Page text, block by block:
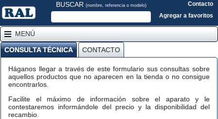
BUSCAR (nombre, referencia o modelo)
Contacto
Agregar a favoritos
MENÚ
CONSULTA TÉCNICA CONTACTO
Háganos llegar a través de este formulario sus consultas sobre
aquellos productos que no aparecen en la tienda o no consigue
encontrarlos.
Facilite el máximo de información sobre el aparato y le
contestaremos informándole del precio y la disponibilidad del
recambio.